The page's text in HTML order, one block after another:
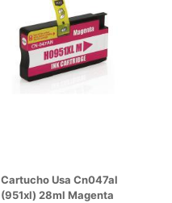
Cartucho Usa Cn047al
(951xl) 28ml Magenta